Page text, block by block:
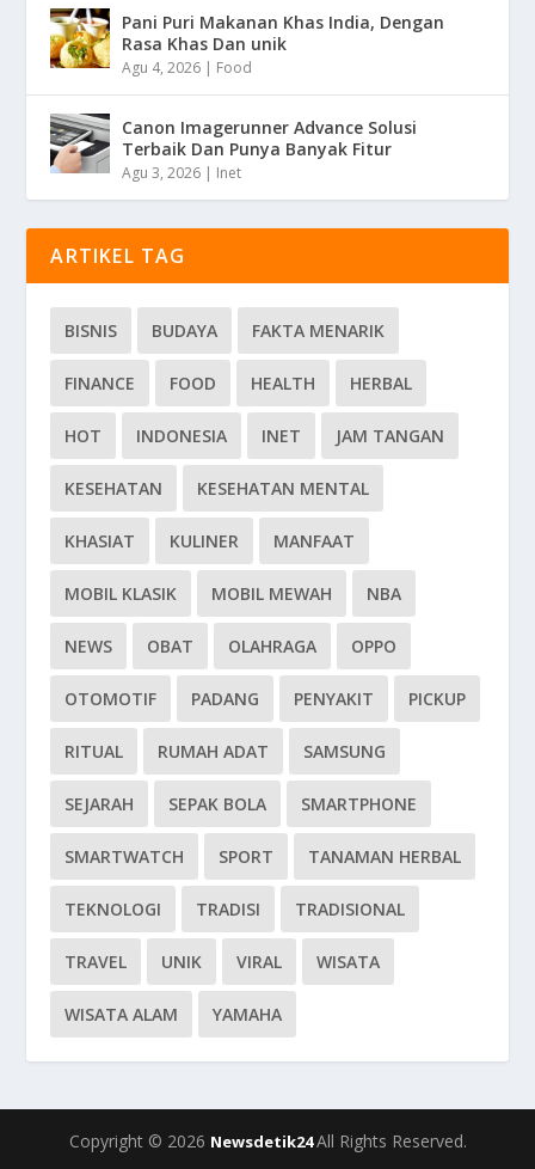
Pani Puri Makanan Khas India, Dengan
Rasa Khas Dan unik
Agu 4, 2026 | Food
Canon Imagerunner Advance Solusi
Terbaik Dan Punya Banyak Fitur
Agu 3, 2026 | Inet
ARTIKEL TAG
BISNIS BUDAYA FAKTA MENARIK
FINANCE FOOD HEALTH HERBAL
HOT INDONESIA INET JAM TANGAN
KESEHATAN KESEHATAN MENTAL
KHASIAT KULINER MANFAAT
MOBIL KLASIK MOBIL MEWAH NBA
NEWS OBAT OLAHRAGA OPPO
OTOMOTIF PADANG PENYAKIT PICKUP
RITUAL RUMAH ADAT SAMSUNG
SEJARAH SEPAK BOLA SMARTPHONE
SMARTWATCH SPORT TANAMAN HERBAL
TEKNOLOGI TRADISI TRADISIONAL
TRAVEL UNIK VIRAL WISATA
WISATA ALAM YAMAHA
Copyright © 2026 Newsdetik24All Rights Reserved.